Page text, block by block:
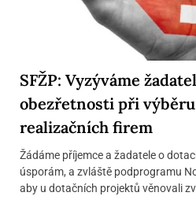
SFŽP: Vyzýváme
obezřetnosti při
realizačních firem
Žádáme příjemce a žadatele o
úsporám, a zvláště podprogramu
aby u dotačních projektů věnovali